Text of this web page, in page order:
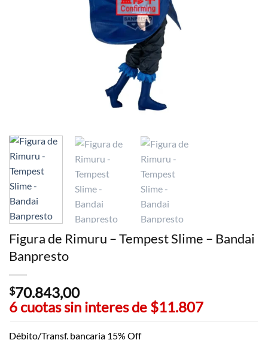
Figura de Rimuru – Tempest Slime – Bandai
Banpresto
$70.843,00
6 cuotas sin interes de $11.807
Débito/Transf. bancaria 15% Off